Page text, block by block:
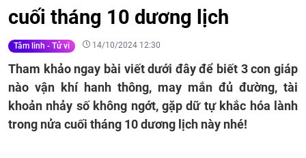
cuối tháng 10 dương lịch
Tâm linh - Tử vi 14/10/2024 12:30
Tham khảo ngay bài viết dưới đây để biết 3 con giáp
nào vận khí hanh thông, may mắn đủ đường, tài
khoản nhảy số không ngớt, gặp dữ tự khắc hóa lành
trong nửa cuối tháng 10 dương lịch này nhé!